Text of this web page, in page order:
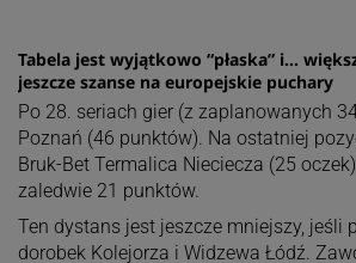
Tabela jest wyjątkowo “płaska” i…
jeszcze szanse na europejskie puchary
Po 28. seriach gier (z zaplanowanych
Poznań (46 punktów). Na ostatniej
Bruk-Bet Termalica Nieciecza (25
zaledwie 21 punktów.
Ten dystans jest jeszcze mniejszy, jeśli
dorobek Kolejorza i Widzewa Łódź.